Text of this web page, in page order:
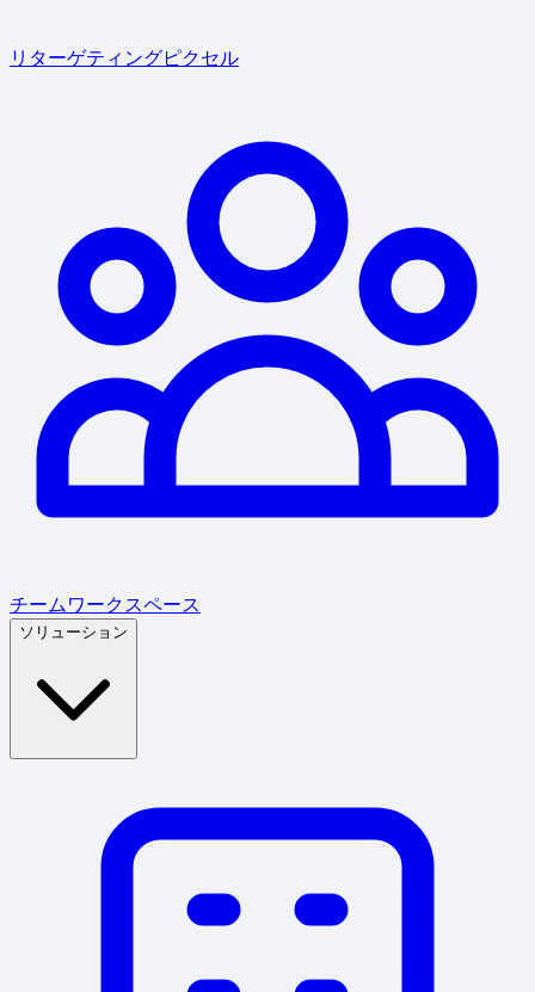
リターゲティングピクセル
チームワークスペース
ソリューション